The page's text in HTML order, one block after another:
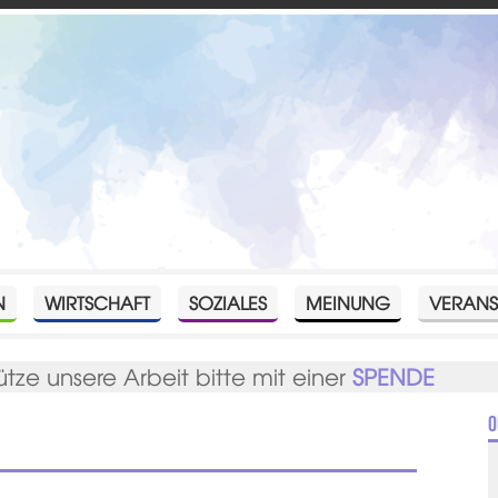
WIRTSCHAFT SOZIALES MEINUNG
unsere Arbeit bitte mit einerSPENDE